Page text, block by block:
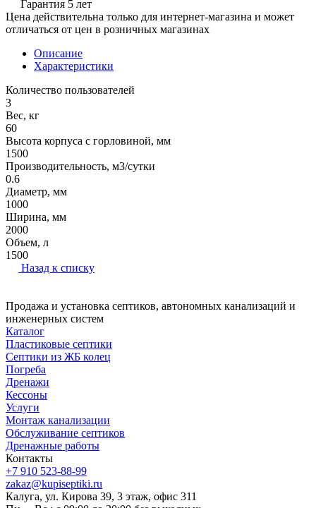
Гарантия 5 лет
Цена действительна только для интернет-магазина и может
отличаться от цен в розничных магазинах
Описание
Характеристики
Количество пользователей
3
Вес, кг
60
Высота корпуса с горловиной, мм
1500
Производительность, м3/сутки
0.6
Диаметр, мм
1000
Ширина, мм
2000
Объем, л
1500
Назад к списку
Продажа и установка септиков, автономных канализаций и
инженерных систем
Каталог
Пластиковые септики
Септики из ЖБ колец
Погреба
Дренажи
Кессоны
Услуги
Монтаж канализации
Обслуживание септиков
Дренажные работы
Контакты
+7 910 523-88-99
zakaz@kupiseptiki.ru
Калуга, ул. Кирова 39, 3 этаж, офис 311